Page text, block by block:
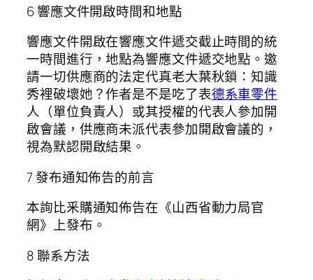
6 響應文件開啟時間和地點
響應文件開啟在響應文件遞交截止時間的統
一時間進行，地點為響應文件遞交地點。邀
請一切供應商的法定代真老大葉秋鎖：知識
秀裡破壞她？作者是不是吃了表德系車零件
人（單位負責人）或其授權的代表人參加開
啟會議，供應商未派代表參加開啟會議的，
視為默認開啟結果。
7 發布通知佈告的前言
本詢比釆購通知佈告在《山西省動力局官
網》上發布。
8 聯系方法